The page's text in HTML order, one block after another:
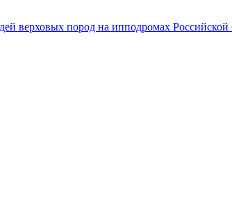
верховых пород на ипподромах